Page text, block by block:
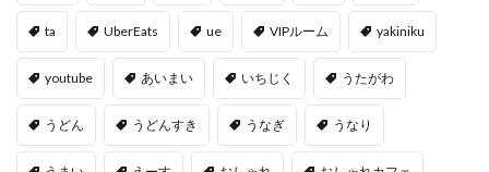
ta UberEats ue VIPルーム yakiniku
youtube あいまい いちじく うたがわ
うどん うどんすき うなぎ うなり